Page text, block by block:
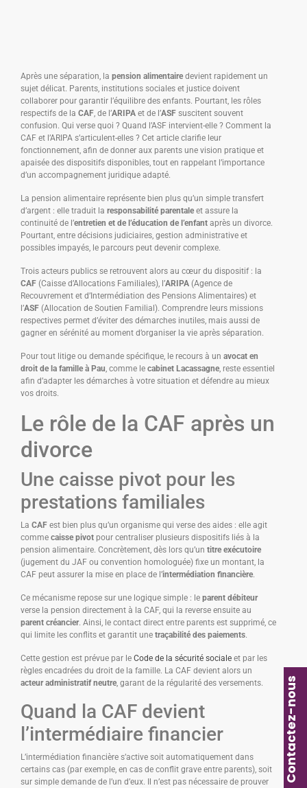
Contactez-nous
Après une séparation, la pension alimentaire devient rapidement un
sujet délicat. Parents, institutions sociales et justice doivent
collaborer pour garantir l’équilibre des enfants. Pourtant, les rôles
respectifs de la CAF, de l’ARIPA et de l’ASF suscitent souvent
confusion. Qui verse quoi ? Quand l’ASF intervient-elle ? Comment la
CAF et l’ARIPA s’articulent-elles ? Cet article clarifie leur
fonctionnement, afin de donner aux parents une vision pratique et
apaisée des dispositifs disponibles, tout en rappelant l’importance
d’un accompagnement juridique adapté.
La pension alimentaire représente bien plus qu’un simple transfert
d’argent : elle traduit la responsabilité parentale et assure la
continuité de l’entretien et de l’éducation de l’enfant après un divorce.
Pourtant, entre décisions judiciaires, gestion administrative et
possibles impayés, le parcours peut devenir complexe.
Trois acteurs publics se retrouvent alors au cœur du dispositif : la
CAF (Caisse d’Allocations Familiales), l’ARIPA (Agence de
Recouvrement et d’Intermédiation des Pensions Alimentaires) et
l’ASF (Allocation de Soutien Familial). Comprendre leurs missions
respectives permet d’éviter des démarches inutiles, mais aussi de
gagner en sérénité au moment d’organiser la vie après séparation.
Pour tout litige ou demande spécifique, le recours à un avocat en
droit de la famille à Pau, comme le cabinet Lacassagne, reste essentiel
afin d’adapter les démarches à votre situation et défendre au mieux
vos droits.
Le rôle de la CAF après un
divorce
Une caisse pivot pour les
prestations familiales
La CAF est bien plus qu’un organisme qui verse des aides : elle agit
comme caisse pivot pour centraliser plusieurs dispositifs liés à la
pension alimentaire. Concrètement, dès lors qu’un titre exécutoire
(jugement du JAF ou convention homologuée) fixe un montant, la
CAF peut assurer la mise en place de l’intermédiation financière.
Ce mécanisme repose sur une logique simple : le parent débiteur
verse la pension directement à la CAF, qui la reverse ensuite au
parent créancier. Ainsi, le contact direct entre parents est supprimé, ce
qui limite les conflits et garantit une traçabilité des paiements.
Cette gestion est prévue par le Code de la sécurité sociale et par les
règles encadrées du droit de la famille. La CAF devient alors un
acteur administratif neutre, garant de la régularité des versements.
Quand la CAF devient
l’intermédiaire financier
L’intermédiation financière s’active soit automatiquement dans
certains cas (par exemple, en cas de conflit grave entre parents), soit
sur simple demande de l’un d’eux. Il n’est pas nécessaire de prouver